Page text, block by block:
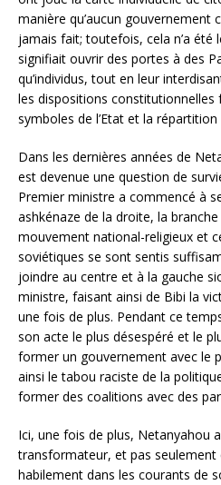
manière qu’aucun gouvernement
jamais fait; toutefois, cela n’a été
signifiait ouvrir des portes à des
qu’individus, tout en leur
les dispositions constitutionnelles
symboles de l’Etat et la
Dans les dernières années de
est devenue une question de
Premier ministre a commencé à
ashkénaze de la droite, la
mouvement national-religieux et
soviétiques se sont sentis
joindre au centre et à la gauche
ministre, faisant ainsi de Bibi la
une fois de plus. Pendant ce
son acte le plus désespéré et le
former un gouvernement avec le
ainsi le tabou raciste de la
former des coalitions avec des
Ici, une fois de plus, Netanyahou
transformateur, et pas seulement
habilement dans les courants de